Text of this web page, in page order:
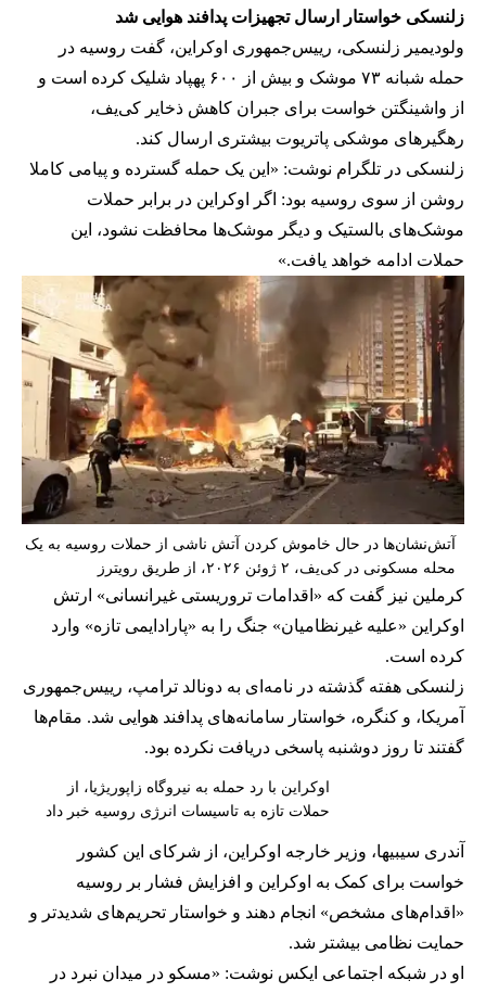
زلنسکی خواستار ارسال تجهیزات پدافند هوایی شد
ولودیمیر زلنسکی، رییس‌جمهوری اوکراین، گفت روسیه در
حمله شبانه ۷۳ موشک و بیش از ۶۰۰ پهپاد شلیک کرده است و
از واشینگتن خواست برای جبران کاهش ذخایر کی‌یف،
رهگیرهای موشکی پاتریوت بیشتری ارسال کند.
زلنسکی در تلگرام نوشت: «این یک حمله گسترده و پیامی کاملا
روشن از سوی روسیه بود: اگر اوکراین در برابر حملات
موشک‌های بالستیک و دیگر موشک‌ها محافظت نشود، این
حملات ادامه خواهد یافت.»
آتش‌نشان‌ها در حال خاموش کردن آتش ناشی از حملات روسیه به یک
محله مسکونی در کی‌یف، ۲ ژوئن ۲۰۲۶، از طریق رویترز
کرملین نیز گفت که «اقدامات تروریستی غیرانسانی» ارتش
اوکراین «علیه غیرنظامیان» جنگ را به «پارادایمی تازه» وارد
کرده است.
زلنسکی هفته گذشته در نامه‌ای به دونالد ترامپ، رییس‌جمهوری
آمریکا، و کنگره، خواستار سامانه‌های پدافند هوایی شد. مقام‌ها
گفتند تا روز دوشنبه پاسخی دریافت نکرده بود.
اوکراین با رد حمله به نیروگاه زاپوریژیا، از
حملات تازه به تاسیسات انرژی روسیه خبر داد
آندری سیبیها، وزیر خارجه اوکراین، از شرکای این کشور
خواست برای کمک به اوکراین و افزایش فشار بر روسیه
«اقدام‌های مشخص» انجام دهند و خواستار تحریم‌های شدیدتر و
حمایت نظامی بیشتر شد.
او در شبکه اجتماعی ایکس نوشت: «مسکو در میدان نبرد در